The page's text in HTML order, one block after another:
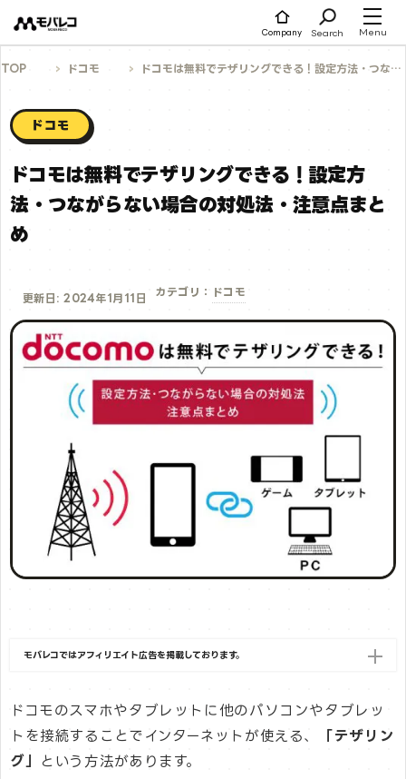
ツ
ス
Company Search Menu
TOP ドコモ ドコモは無料でテザリングできる！設定方法・つながらない場合の対処法・注意点まとめ
ドコモ
ドコモは無料でテザリングできる！設定方
法・つながらない場合の対処法・注意点まと
め
更新日: 2024年1月11日
カテゴリ： ドコモ
モバレコではアフィリエイト広告を掲載しております。
ドコモのスマホやタブレットに他のパソコンやタブレッ
トを接続することでインターネットが使える、
「テザリン
グ」
という方法があります。